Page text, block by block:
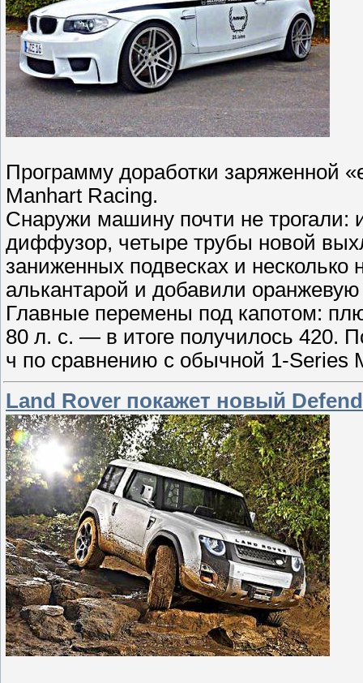
Программу доработки заряженной
Manhart Racing.
Снаружи машину почти не трогали:
диффузор, четыре трубы новой
заниженных подвесках и несколько
алькантарой и добавили оранжевую
Главные перемены под капотом:
80 л. с. — в итоге получилось 420.
ч по сравнению с обычной 1-Series
Land Rover покажет новый